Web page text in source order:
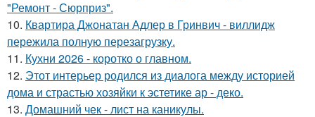
"Ремонт - Сюрприз".
10. Квартира Джонатан Адлер в Гринвич - виллидж
пережила полную перезагрузку.
11. Кухни 2026 - коротко о главном.
12. Этот интерьер родился из диалога между историей
дома и страстью хозяйки к эстетике ар - деко.
13. Домашний чек - лист на каникулы.